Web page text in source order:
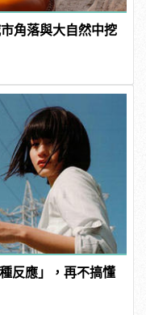
角落與大自然中挖
反應」，再不搞懂